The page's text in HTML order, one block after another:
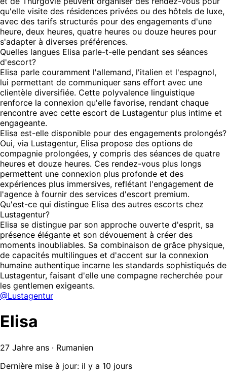
qu'elle visite des résidences privées ou des hôtels de luxe,
avec des tarifs structurés pour des engagements d'une
heure, deux heures, quatre heures ou douze heures pour
s'adapter à diverses préférences.
Quelles langues Elisa parle-t-elle pendant ses séances
d'escort?
Elisa parle couramment l'allemand, l'italien et l'espagnol,
lui permettant de communiquer sans effort avec une
clientèle diversifiée. Cette polyvalence linguistique
renforce la connexion qu'elle favorise, rendant chaque
rencontre avec cette escort de Lustagentur plus intime et
engageante.
Elisa est-elle disponible pour des engagements prolongés?
Oui, via Lustagentur, Elisa propose des options de
compagnie prolongées, y compris des séances de quatre
heures et douze heures. Ces rendez-vous plus longs
permettent une connexion plus profonde et des
expériences plus immersives, reflétant l'engagement de
l'agence à fournir des services d'escort premium.
Qu'est-ce qui distingue Elisa des autres escorts chez
Lustagentur?
Elisa se distingue par son approche ouverte d'esprit, sa
présence élégante et son dévouement à créer des
moments inoubliables. Sa combinaison de grâce physique,
de capacités multilingues et d'accent sur la connexion
humaine authentique incarne les standards sophistiqués de
Lustagentur, faisant d'elle une compagne recherchée pour
les gentlemen exigeants.
@Lustagentur
Elisa
27 Jahre ans · Rumanien
Dernière mise à jour: il y a 10 jours